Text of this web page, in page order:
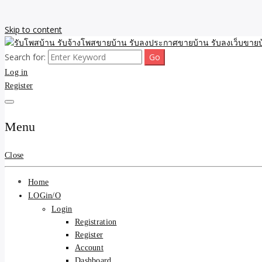
Skip to content
รับโพสบ้าน รับจ้างโพสขา
รับโพสบ้าน ที่ดิน SEOขายบ้
รับจ้างโพสขายบ้าน รับลงเว็บขายบ้าน รับโพสบ้าน รับลงประกาศขายบ้
Search for:
Log in
Register
Menu
Close
Home
LOGin/O
Login
Registration
Register
Account